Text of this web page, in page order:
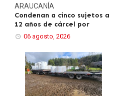
ARAUCANÍA
Condenan a cinco sujetos a
12 años de cárcel por
06 agosto, 2026